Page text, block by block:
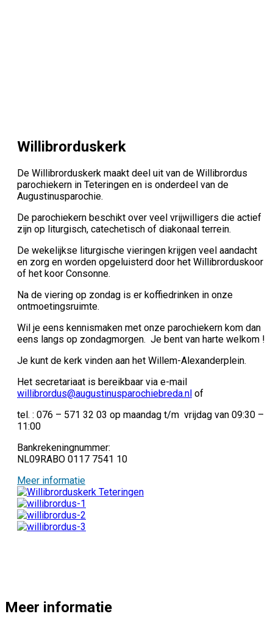
Willibrorduskerk
De Willibrorduskerk maakt deel uit van de Willibrordus
parochiekern in Teteringen en is onderdeel van de
Augustinusparochie.
De parochiekern beschikt over veel vrijwilligers die actief
zijn op liturgisch, catechetisch of diakonaal terrein.
De wekelijkse liturgische vieringen krijgen veel aandacht
en zorg en worden opgeluisterd door het Willibrorduskoor
of het koor Consonne.
Na de viering op zondag is er koffiedrinken in onze
ontmoetingsruimte.
Wil je eens kennismaken met onze parochiekern kom dan
eens langs op zondagmorgen. Je bent van harte welkom !
Je kunt de kerk vinden aan het Willem-Alexanderplein.
Het secretariaat is bereikbaar via e-mail
willibrordus@augustinusparochiebreda.nl of
tel. : 076 – 571 32 03 op maandag t/m vrijdag van 09:30 –
11:00
Bankrekeningnummer:
NL09RABO 0117 7541 10
Meer informatie
Meer informatie